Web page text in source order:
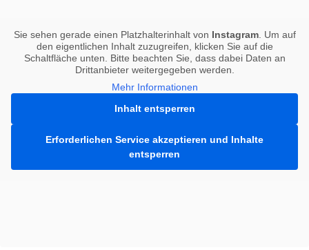
Sie sehen gerade einen Platzhalterinhalt von Instagram. Um auf
den eigentlichen Inhalt zuzugreifen, klicken Sie auf die
Schaltfläche unten. Bitte beachten Sie, dass dabei Daten an
Drittanbieter weitergegeben werden.
Mehr Informationen
Inhalt entsperren
Erforderlichen Service akzeptieren und Inhalte
entsperren